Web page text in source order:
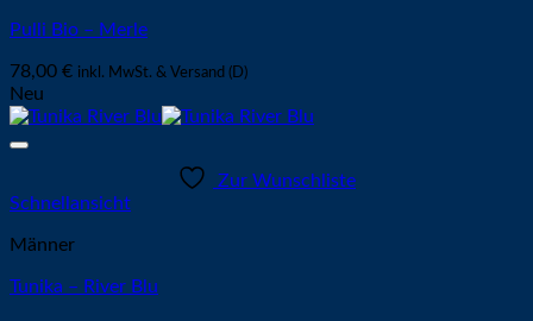
Pulli Bio – Merle
78,00 € inkl. MwSt. & Versand (D)
Neu
Zur Wunschliste
Schnellansicht
Männer
Tunika – River Blu